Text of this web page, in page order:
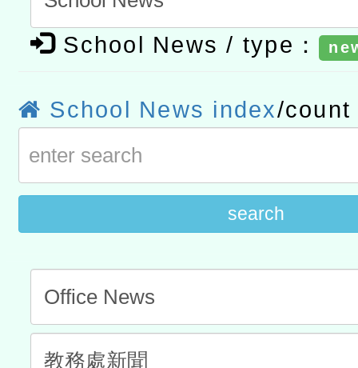
研究院辦理「115年表揚
115年8月22日(星期六)辦
航」
School News / type：
School News index/count
search